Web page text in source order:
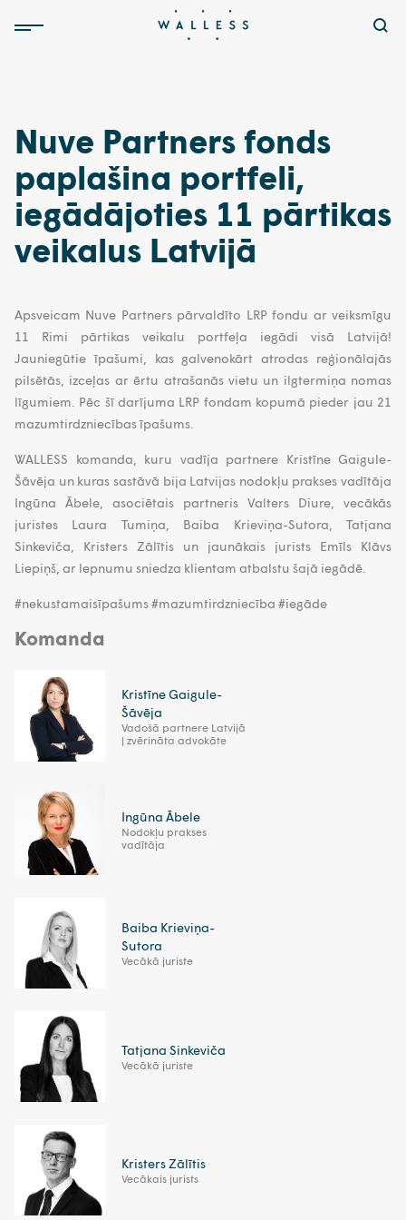
Nuve Partners fonds
paplašina portfeli,
iegādājoties 11 pārtikas
veikalus Latvijā
Apsveicam Nuve Partners pārvaldīto LRP fondu ar veiksmīgu
11 Rimi pārtikas veikalu portfeļa iegādi visā Latvijā!
Jauniegūtie īpašumi, kas galvenokārt atrodas reģionālajās
pilsētās, izceļas ar ērtu atrašanās vietu un ilgtermiņa nomas
līgumiem. Pēc šī darījuma LRP fondam kopumā pieder jau 21
mazumtirdzniecības īpašums.
WALLESS komanda, kuru vadīja partnere Kristīne Gaigule-
Šāvēja un kuras sastāvā bija Latvijas nodokļu prakses vadītāja
Ingūna Ābele, asociētais partneris Valters Diure, vecākās
juristes Laura Tumiņa, Baiba Krieviņa-Sutora, Tatjana
Sinkeviča, Kristers Zālītis un jaunākais jurists Emīls Klāvs
Liepiņš, ar lepnumu sniedza klientam atbalstu šajā iegādē.
#nekustamaisīpašums #mazumtirdzniecība #iegāde
Komanda
Kristīne Gaigule-
Šāvēja
Vadošā partnere Latvijā
| zvērināta advokāte
Ingūna Ābele
Nodokļu prakses
vadītāja
Baiba Krieviņa-
Sutora
Vecākā juriste
Tatjana Sinkeviča
Vecākā juriste
Kristers Zālītis
Vecākais jurists